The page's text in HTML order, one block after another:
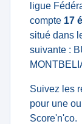
ligue
compte 17
situé dans
suivante :
Suivez les
pour une
Score'n'co.